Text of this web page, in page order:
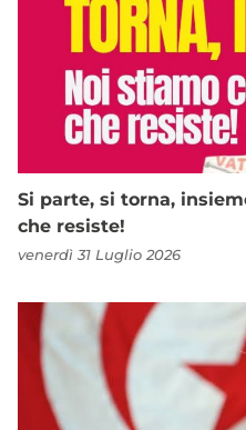
Si parte, si torna,
che resiste!
venerdì 31 Luglio 2026